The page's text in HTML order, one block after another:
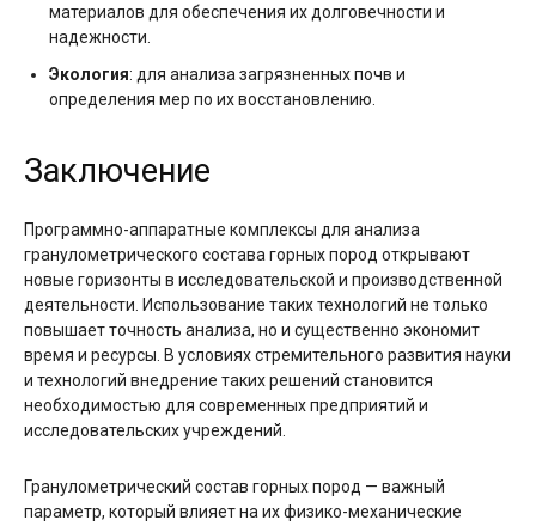
материалов для обеспечения их долговечности и
надежности.
Экология: для анализа загрязненных почв и
определения мер по их восстановлению.
Заключение
Программно-аппаратные комплексы для анализа
гранулометрического состава горных пород открывают
новые горизонты в исследовательской и производственной
деятельности. Использование таких технологий не только
повышает точность анализа, но и существенно экономит
время и ресурсы. В условиях стремительного развития науки
и технологий внедрение таких решений становится
необходимостью для современных предприятий и
исследовательских учреждений.
Гранулометрический состав горных пород — важный
параметр, который влияет на их физико-механические